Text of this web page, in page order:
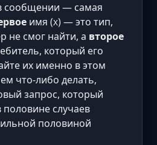
сообщении — самая
имя (X) — это тип,
не смог найти, а второе
который его
их именно в этом
что-либо делать,
запрос, который
половине случаев
половиной